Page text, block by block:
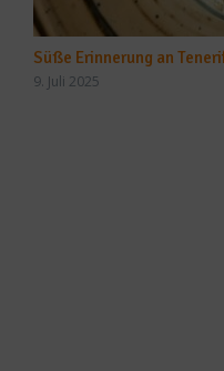
Süße Erinnerung an
9. Juli 2025